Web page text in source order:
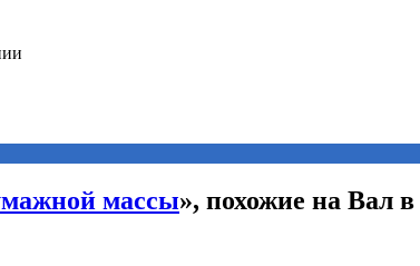
массы», похожие на Вал